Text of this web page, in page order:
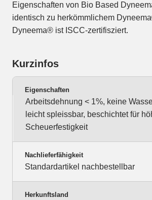
Eigenschaften von Bio Based
identisch zu herkömmlichem
Dyneema® ist ISCC-zertifisziert.
Kurzinfos
Eigenschaften
Arbeitsdehnung < 1%, keine
leicht spleissbar, beschichtet für
Scheuerfestigkeit
Nachlieferfähigkeit
Standardartikel nachbestellbar
Herkunftsland